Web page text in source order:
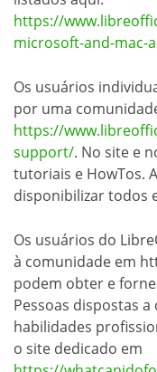
https://
microsoft-and-mac-
Os usuários
por uma
https://
support/. No site e
tutoriais e HowTos.
disponibilizar todos
Os usuários do
à comunidade em
podem obter e
Pessoas dispostas
habilidades
o site dedicado em